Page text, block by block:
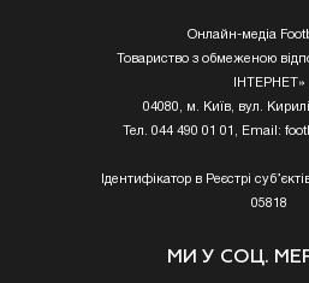
Онлайн-медіа
Товариство з обмеженою
ІНТЕРНЕТ»
04080, м. Київ, вул.
Тел. 044 490 01 01, Email:
Ідентифікатор в Реєстрі
05818
МИ У СОЦ.